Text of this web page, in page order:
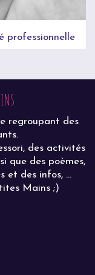
professionnelle
regroupant des
des activités
que des poèmes,
et des infos, ...
Mains ;)